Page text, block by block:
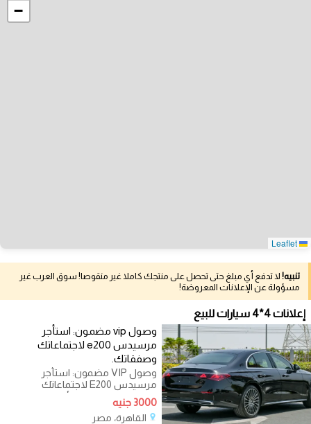
−
تنبيه! لا تدفع أي مبلغ حتى تحصل على منتجك كاملا غير منقوصا! سوق العرب غير
مسؤولة عن الإعلانات المعروضة!
إعلانات 4*4 سيارات للبيع
وصول vip مضمون: استأجر
مرسيدس e200 لاجتماعاتك
وصفقاتك.
وصول VIP مضمون: استأجر
مرسيدس E200 لاجتماعاتك
وصفقاتك. في عالم الأعمال، الانطباع
الأول هو كل شيء.
3000 جنيه
القاهرة، مصر